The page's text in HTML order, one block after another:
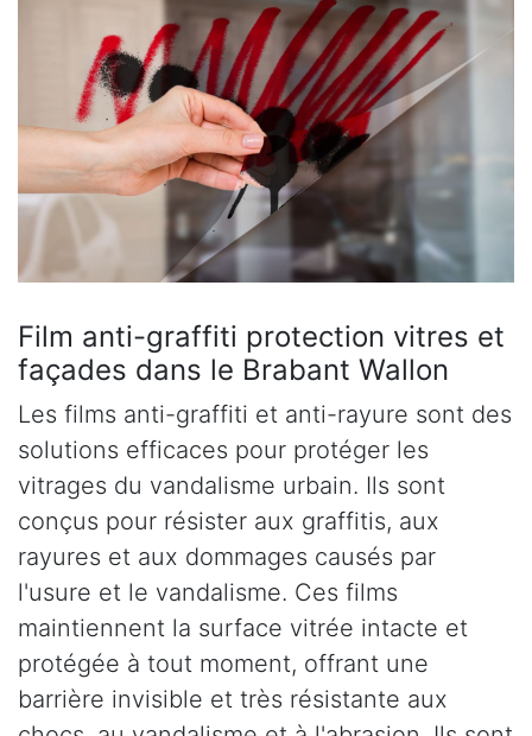
Film anti-graffiti protection vitres et
façades dans le Brabant Wallon
Les films anti-graffiti et anti-rayure sont des
solutions efficaces pour protéger les
vitrages du vandalisme urbain. Ils sont
conçus pour résister aux graffitis, aux
rayures et aux dommages causés par
l'usure et le vandalisme. Ces films
maintiennent la surface vitrée intacte et
protégée à tout moment, offrant une
barrière invisible et très résistante aux